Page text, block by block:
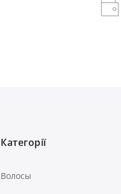
Категорії
Волосы